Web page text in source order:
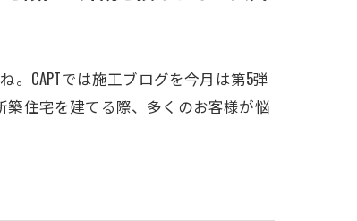
CAPTでは施工ブログを今月は第5弾
住宅を建てる際、多くのお客様が悩